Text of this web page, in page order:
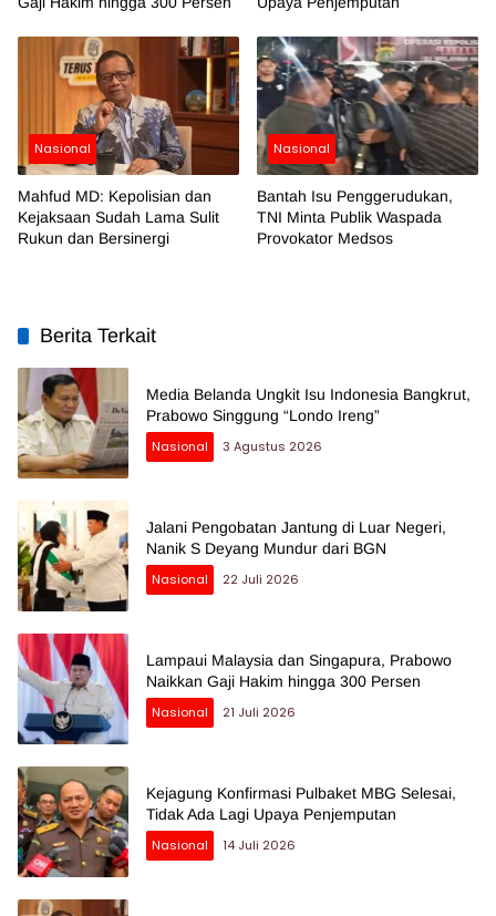
Nasional
Mahfud MD: Kepolisian dan
Kejaksaan Sudah Lama Sulit
Rukun dan Bersinergi
Nasional
Bantah Isu Penggerudukan,
TNI Minta Publik Waspada
Provokator Medsos
Berita Terkait
Media Belanda Ungkit Isu Indonesia Bangkrut,
Prabowo Singgung “Londo Ireng”
Nasional
3 Agustus 2026
Jalani Pengobatan Jantung di Luar Negeri,
Nanik S Deyang Mundur dari BGN
Nasional
22 Juli 2026
Lampaui Malaysia dan Singapura, Prabowo
Naikkan Gaji Hakim hingga 300 Persen
Nasional
21 Juli 2026
Kejagung Konfirmasi Pulbaket MBG Selesai,
Tidak Ada Lagi Upaya Penjemputan
Nasional
14 Juli 2026